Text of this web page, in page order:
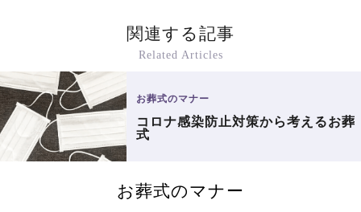
関連する記事
Related Articles
お葬式のマナー
コロナ感染防止対策から考えるお葬
式
お葬式のマナー